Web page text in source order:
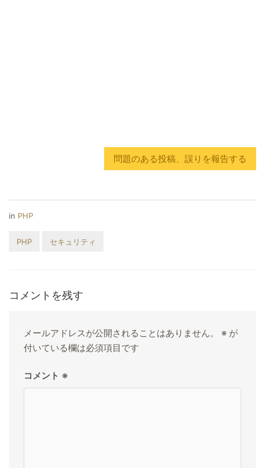
問題のある投稿、誤りを報告する
in PHP
PHP セキュリティ
コメントを残す
メールアドレスが公開されることはありません。 ※ が
付いている欄は必須項目です
コメント ※